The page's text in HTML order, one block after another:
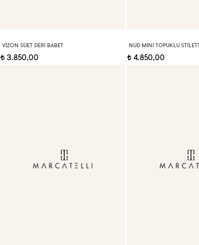
VIZON SÜET DERI BABET
t3.850,00
NUD MINI TOPUKLU
t4.850,00